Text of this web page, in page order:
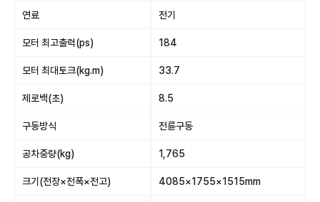
연료 전기
모터 최고출력(ps) 184
모터 최대토크(kg.m) 33.7
제로백(초) 8.5
구동방식 전륜구동
공차중량(kg) 1,765
크기(전장×전폭×전고) 4085×1755×1515mm